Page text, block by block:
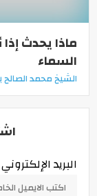
ماذا يحدث إذا
السماء
الشيخ محمد
البريد الإلكتروني